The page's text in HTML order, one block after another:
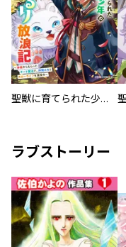
聖獣に育てられた少年の異世界ゆるり放浪記～神様からもらったチート魔法で、仲間たちとスローライフを満喫中～
ラブストーリー